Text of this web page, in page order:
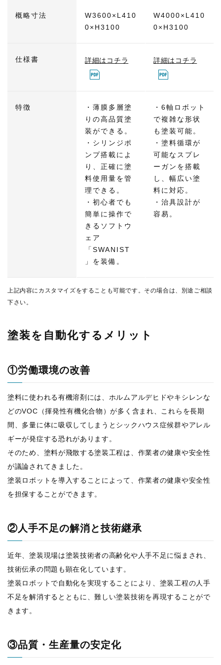
概略寸法
W3600×L410
0×H3100
W4000×L410
0×H3100
仕様書 詳細はコチラ 詳細はコチラ
特徴
・薄膜多層塗
りの高品質塗
装ができる。
・シリンジポ
ンプ搭載によ
り、正確に塗
料使用量を管
理できる。
・初心者でも
簡単に操作で
きるソフトウ
ェア
「SWANIST
」を装備。
・6軸ロボット
で複雑な形状
も塗装可能。
・塗料循環が
可能なスプレ
ーガンを搭載
し、幅広い塗
料に対応。
・治具設計が
容易。
上記内容にカスタマイズをすることも可能です。その場合は、別途ご相談
下さい。
塗装を自動化するメリット
①労働環境の改善
塗料に使われる有機溶剤には、ホルムアルデヒドやキシレンな
どのVOC（揮発性有機化合物）が多く含まれ、これらを長期
間、多量に体に吸収してしまうとシックハウス症候群やアレル
ギーが発症する恐れがあります。
そのため、塗料が飛散する塗装工程は、作業者の健康や安全性
が議論されてきました。
塗装ロボットを導入することによって、作業者の健康や安全性
を担保することができます。
②人手不足の解消と技術継承
近年、塗装現場は塗装技術者の高齢化や人手不足に悩まされ、
技術伝承の問題も顕在化しています。
塗装ロボットで自動化を実現することにより、塗装工程の人手
不足を解消するとともに、難しい塗装技術を再現することがで
きます。
③品質・生産量の安定化